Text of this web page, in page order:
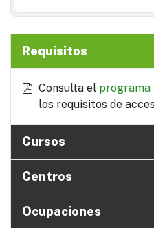
Requisitos
Consulta el
los requisitos de
Cursos
Centros
Ocupaciones